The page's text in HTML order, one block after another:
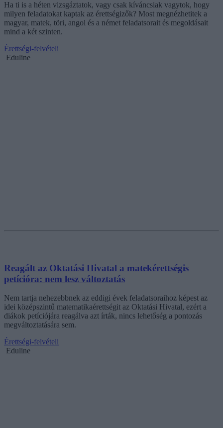
Ha ti is a héten vizsgáztatok, vagy csak kíváncsiak vagytok, hogy
milyen feladatokat kaptak az érettségizők? Most megnézhetitek a
magyar, matek, töri, angol és a német feladatsorait és megoldásait
mind a két szinten.
Érettségi-felvételi
Eduline
Reagált az Oktatási Hivatal a matekérettségis
petícióra: nem lesz változtatás
Nem tartja nehezebbnek az eddigi évek feladatsoraihoz képest az
idei középszintű matematikaérettségit az Oktatási Hivatal, ezért a
diákok petíciójára reagálva azt írták, nincs lehetőség a pontozás
megváltoztatására sem.
Érettségi-felvételi
Eduline